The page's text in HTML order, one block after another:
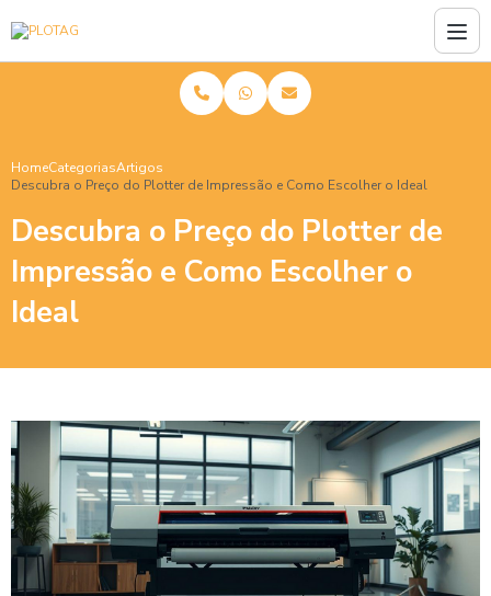
HomeCategoriasArtigos
Descubra o Preço do Plotter de Impressão e Como Escolher o Ideal
Descubra o Preço do Plotter de
Impressão e Como Escolher o
Ideal